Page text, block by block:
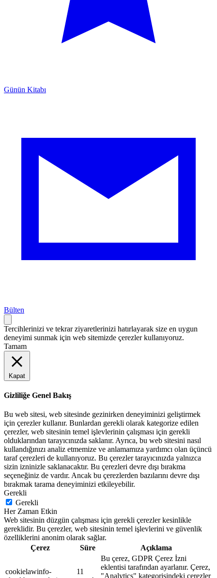
Günün Kitabı
Bülten
Tercihlerinizi ve tekrar ziyaretlerinizi hatırlayarak size en uygun
deneyimi sunmak için web sitemizde çerezler kullanıyoruz.
Tamam
Kapat
Gizliliğe Genel Bakış
Bu web sitesi, web sitesinde gezinirken deneyiminizi geliştirmek
için çerezler kullanır. Bunlardan gerekli olarak kategorize edilen
çerezler, web sitesinin temel işlevlerinin çalışması için gerekli
olduklarından tarayıcınızda saklanır. Ayrıca, bu web sitesini nasıl
kullandığınızı analiz etmemize ve anlamamıza yardımcı olan üçüncü
taraf çerezleri de kullanıyoruz. Bu çerezler tarayıcınızda yalnızca
sizin izninizle saklanacaktır. Bu çerezleri devre dışı bırakma
seçeneğiniz de vardır. Ancak bu çerezlerden bazılarını devre dışı
bırakmak tarama deneyiminizi etkileyebilir.
Gerekli
Gerekli
Her Zaman Etkin
Web sitesinin düzgün çalışması için gerekli çerezler kesinlikle
gereklidir. Bu çerezler, web sitesinin temel işlevlerini ve güvenlik
özelliklerini anonim olarak sağlar.
Çerez
Süre Açıklama
cookielawinfo-
11
Bu çerez, GDPR Çerez İzni
eklentisi tarafından ayarlanır. Çerez,
"Analytics" kategorisindeki çerezler